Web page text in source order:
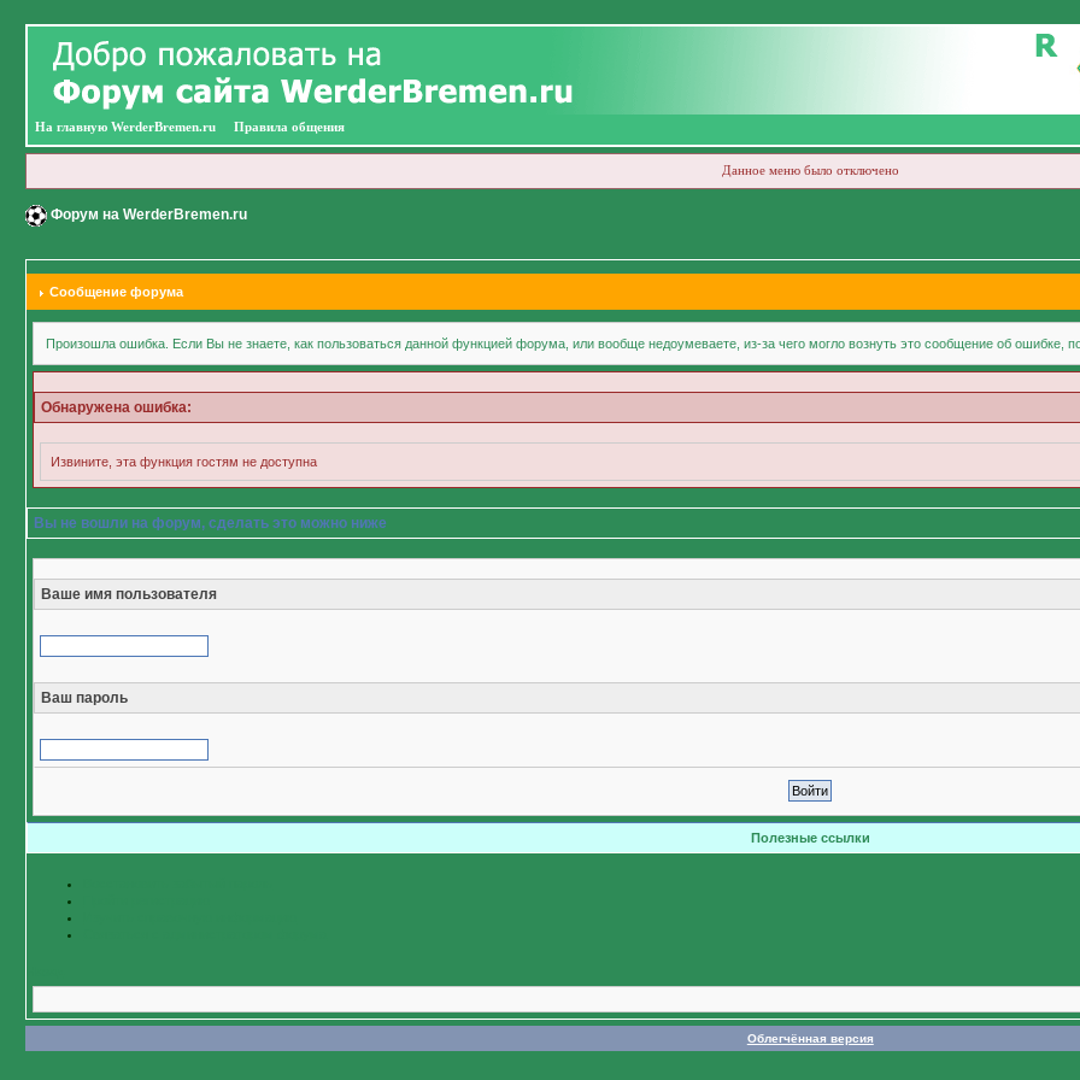
На главную WerderBremen.ru Правила общения
Данное меню было отключено
Форум на WerderBremen.ru
Сообщение форума
Произошла ошибка. Если Вы не знаете, как пользоваться данной функцией форума, или вообще недоумеваете, из-за чего могло вознуть это сообщение об ошибке,
Обнаружена ошибка:
Извините, эта функция гостям не доступна
Вы не вошли на форум, сделать это можно ниже
Ваше имя пользователя
Ваш пароль
Полезные ссылки
Облегчённая версия